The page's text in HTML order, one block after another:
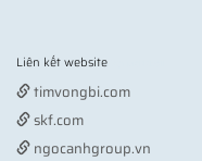
Liên kết website
timvongbi.com
skf.com
ngocanhgroup.vn